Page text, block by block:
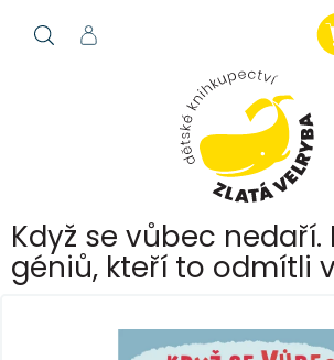
Když se vůbec nedaří.
géniů, kteří to odmítli